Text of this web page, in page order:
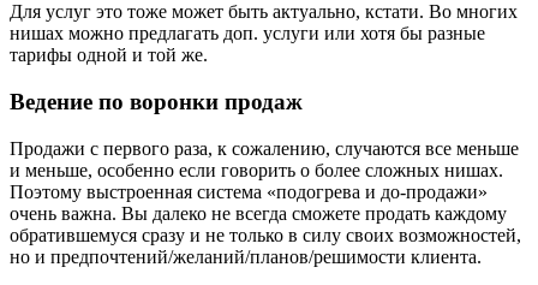
Для услуг это тоже может быть актуально, кстати. Во многих
нишах можно предлагать доп. услуги или хотя бы разные
тарифы одной и той же.
Ведение по воронки продаж
Продажи с первого раза, к сожалению, случаются все меньше
и меньше, особенно если говорить о более сложных нишах.
Поэтому выстроенная система «подогрева и до-продажи»
очень важна. Вы далеко не всегда сможете продать каждому
обратившемуся сразу и не только в силу своих возможностей,
но и предпочтений/желаний/планов/решимости клиента.